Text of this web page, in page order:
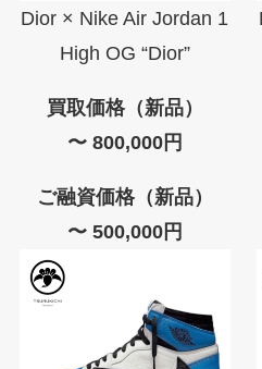
Dior × Nike Air Jordan 1
High OG “Dior”
買取価格（新品）
〜 800,000円
ご融資価格（新品）
〜 500,000円